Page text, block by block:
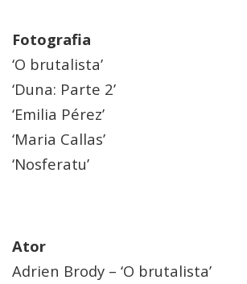
Fotografia
‘O brutalista’
‘Duna: Parte 2’
‘Emilia Pérez’
‘Maria Callas’
‘Nosferatu’
Ator
Adrien Brody – ‘O brutalista’